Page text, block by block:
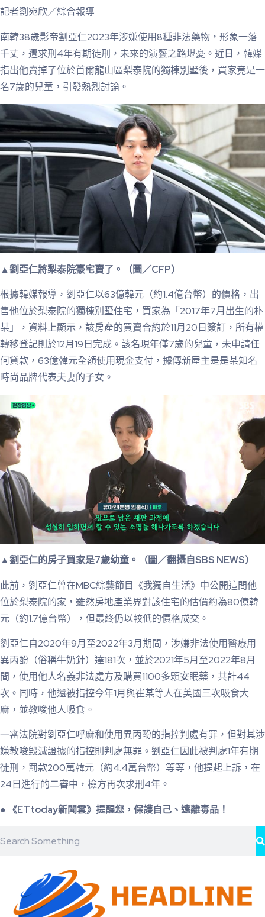
記者劉宛欣／綜合報導
南韓38歲影帝劉亞仁2023年涉嫌使用8種非法藥物，形象一落
千丈，遭求刑4年有期徒刑，未來的演藝之路堪憂。近日，韓媒
指出他賣掉了位於首爾龍山區梨泰院的獨棟別墅後，買家竟是一
名7歲的兒童，引發熱烈討論。
▲劉亞仁將梨泰院豪宅賣了。（圖／CFP）
根據韓媒報導，劉亞仁以63億韓元（約1.4億台幣）的價格，出
售他位於梨泰院的獨棟別墅住宅，買家為「2017年7月出生的朴
某」，資料上顯示，該房產的買賣合約於11月20日簽訂，所有權
轉移登記則於12月19日完成。該名現年僅7歲的兒童，未申請任
何貸款，63億韓元全額使用現金支付，據傳新屋主是是某知名
時尚品牌代表夫妻的子女。
▲劉亞仁的房子買家是7歲幼童。（圖／翻攝自SBS NEWS）
此前，劉亞仁曾在MBC綜藝節目《我獨自生活》中公開這間他
位於梨泰院的家，雖然房地產業界對該住宅的估價約為80億韓
元（約1.7億台幣），但最終仍以較低的價格成交。
劉亞仁自2020年9月至2022年3月期間，涉嫌非法使用醫療用
異丙酚（俗稱牛奶針）達181次，並於2021年5月至2022年8月
間，使用他人名義非法處方及購買1100多顆安眠藥，共計44
次。同時，他還被指控今年1月與崔某等人在美國三次吸食大
麻，並教唆他人吸食。
一審法院對劉亞仁呼麻和使用異丙酚的指控判處有罪，但對其涉
嫌教唆毀滅證據的指控則判處無罪。劉亞仁因此被判處1年有期
徒刑，罰款200萬韓元（約4.4萬台幣）等等，他提起上訴，在
24日進行的二審中，檢方再次求刑4年。
● 《ETtoday新聞雲》提醒您，保護自己、遠離毒品！